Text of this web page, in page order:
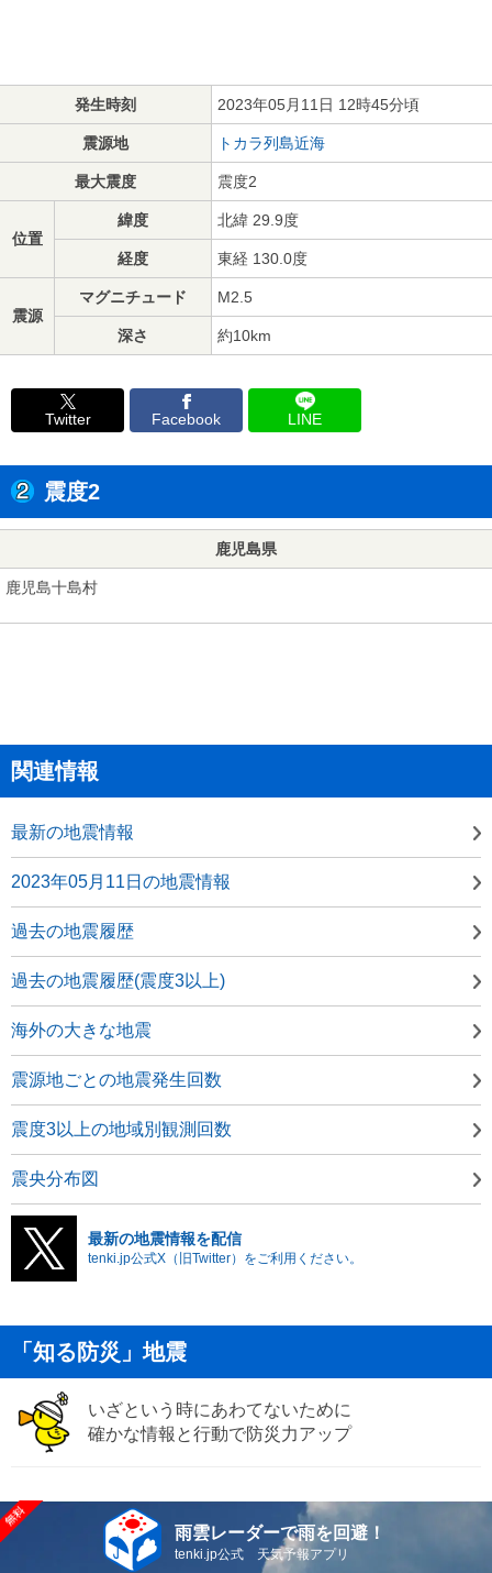
発生時刻 2023年05月11日 12時45分頃
震源地 トカラ列島近海
最大震度 震度2
位置
緯度 北緯 29.9度
経度 東経 130.0度
震源
マグニチュード M2.5
深さ 約10km
Twitter Facebook LINE
震度2
鹿児島県
鹿児島十島村
関連情報
最新の地震情報
2023年05月11日の地震情報
過去の地震履歴
過去の地震履歴(震度3以上)
海外の大きな地震
震源地ごとの地震発生回数
震度3以上の地域別観測回数
震央分布図
最新の地震情報を配信
tenki.jp公式X（旧Twitter）をご利用ください。
「知る防災」地震
いざという時にあわてないために
確かな情報と行動で防災力アップ
雨雲レーダーで雨を回避！
tenki.jp公式 天気予報アプリ